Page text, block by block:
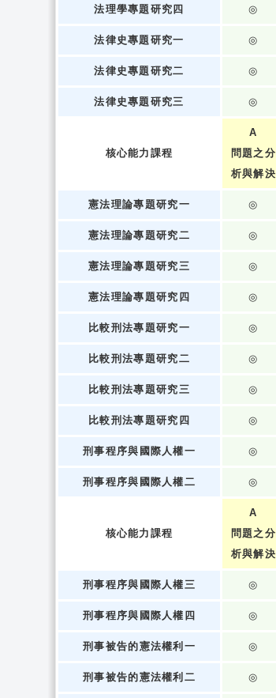
法理學專題研究四 ◎
法律史專題研究一 ◎
法律史專題研究二 ◎
法律史專題研究三 ◎
核心能力課程
A
問題之分
析與解決
憲法理論專題研究一 ◎
憲法理論專題研究二 ◎
憲法理論專題研究三 ◎
憲法理論專題研究四 ◎
比較刑法專題研究一 ◎
比較刑法專題研究二 ◎
比較刑法專題研究三 ◎
比較刑法專題研究四 ◎
刑事程序與國際人權一 ◎
刑事程序與國際人權二 ◎
核心能力課程
A
問題之分
析與解決
刑事程序與國際人權三 ◎
刑事程序與國際人權四 ◎
刑事被告的憲法權利一 ◎
刑事被告的憲法權利二 ◎